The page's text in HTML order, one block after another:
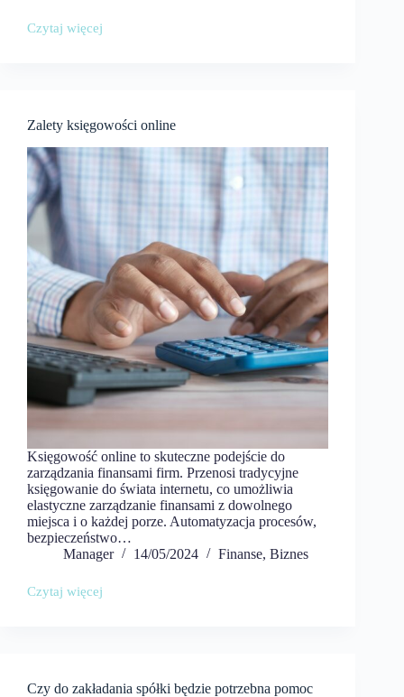
Czytaj więcej
Czy
jak
plan
inwestycyjny
Portu
Zalety księgowości online
Księgowość online to skuteczne podejście do
zarządzania finansami firm. Przenosi tradycyjne
księgowanie do świata internetu, co umożliwia
elastyczne zarządzanie finansami z dowolnego
miejsca i o każdej porze. Automatyzacja procesów,
bezpieczeństwo…
Manager
14/05/2024 Finanse, Biznes
Czytaj więcej
Zalety
Czy do zakładania spółki będzie potrzebna pomoc